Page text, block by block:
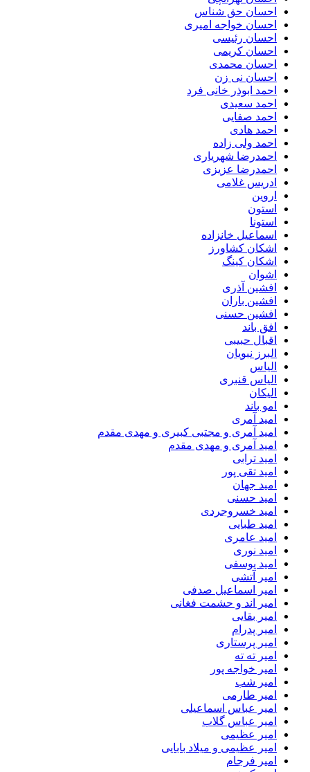
احسان حق شناس
احسان خواجه امیری
احسان رئیسی
احسان کریمی
احسان محمدی
احسان نی زن
احمد ابوذر خانی فرد
احمد سعیدی
احمد صفایی
احمد هادی
احمد ولی زاده
احمدرضا شهریاری
احمدرضا عزیزی
ادریس غلامی
اروین
استون
استونا
اسماعیل خانزاده
اشکان کشاورز
اشکان کینگ
اشوان
افشین آذری
افشین باران
افشین حسنی
افق باند
اقبال حبیبی
البرز نبویان
الیاس
الیاس قنبرى
الیکان
امو باند
امید آمری
امید آمری و مجتبی کبیری و مهدى مقدم
امید آمری و مهدی مقدم
امید ترابی
امید تقی پور
امید جهان
امید حسنی
امید خسروجردی
امید طبایی
امید عامری
امید نوری
امید یوسفی
امیر آتشی
امیر اسماعیل صدفی
امیر اند و حشمت فغانی
امیر بقایی
امیر پدرام
امیر پرستاری
امیر ته ته
امیر خواجه پور
امیر شب
امیر طارمی
امیر عباس اسماعیلی
امیر عباس گلاب
امیر عظیمی
امیر عظیمی و میلاد بابایی
امیر فرجام